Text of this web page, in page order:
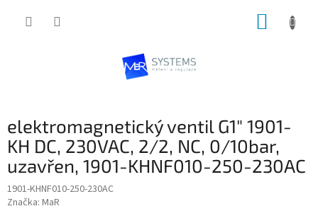
o
s
t
r
a
n
elektromagnetický ventil G1" 1901-
KH DC, 230VAC, 2/2, NC, 0/10bar,
uzavřen, 1901-KHNF010-250-230AC
1901-KHNF010-250-230AC
Značka: MaR